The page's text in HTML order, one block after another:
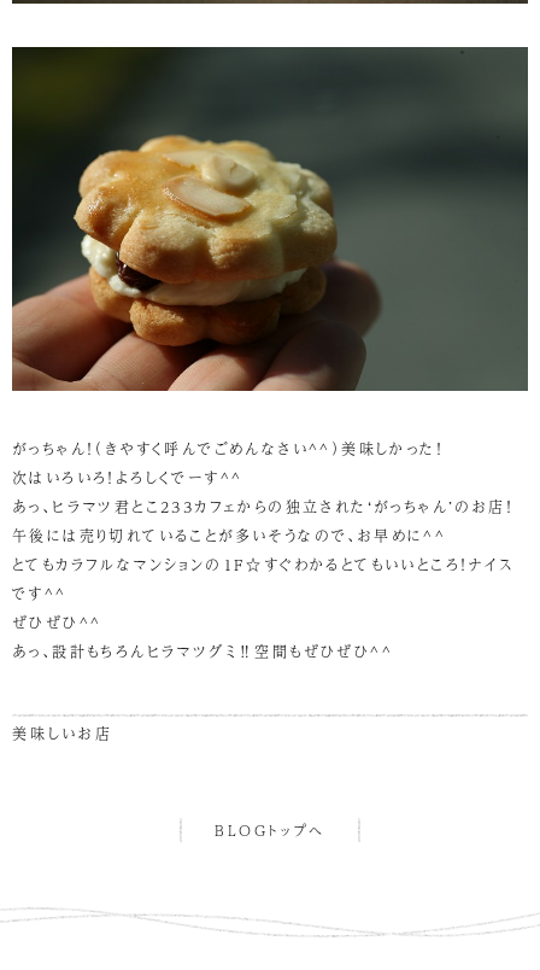
がっちゃん！（きやすく呼んでごめんなさい^^）美味しかった！
次はいろいろ！よろしくでーす^^
あっ、ヒラマツ君とこ233カフェからの独立された‘がっちゃん’のお店！
午後には売り切れていることが多いそうなので、お早めに^^
とてもカラフルなマンションの１F☆すぐわかるとてもいいところ！ナイス
です^^
ぜひぜひ^^
あっ、設計もちろんヒラマツグミ‼空間もぜひぜひ^^
美味しいお店
BLOGトップへ